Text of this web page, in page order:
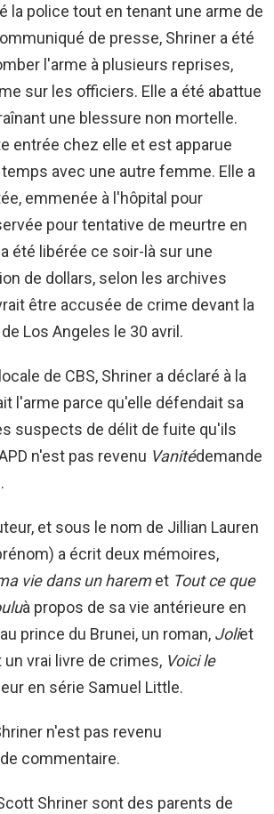
la police tout en tenant une arme de
de presse, Shriner a été
l'arme à plusieurs reprises,
sur les officiers. Elle a été abattue
une blessure non mortelle.
entrée chez elle et est apparue
avec une autre femme. Elle a
emmenée à l'hôpital pour
pour tentative de meurtre en
été libérée ce soir-là sur une
de dollars, selon les archives
être accusée de crime devant la
Los Angeles le 30 avril.
de CBS, Shriner a déclaré à la
l'arme parce qu'elle défendait sa
suspects de délit de fuite qu'ils
n'est pas revenu Vanitédemande
et sous le nom de Jillian Lauren
a écrit deux mémoires,
vie dans un haremet Tout ce que
à propos de sa vie antérieure en
prince du Brunei, un roman, Joliet
vrai livre de crimes, Voici le
en série Samuel Little.
n'est pas revenu
commentaire.
Shriner sont des parents de